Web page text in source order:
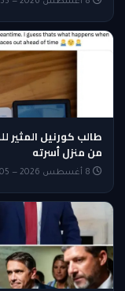
من منزل أسرته